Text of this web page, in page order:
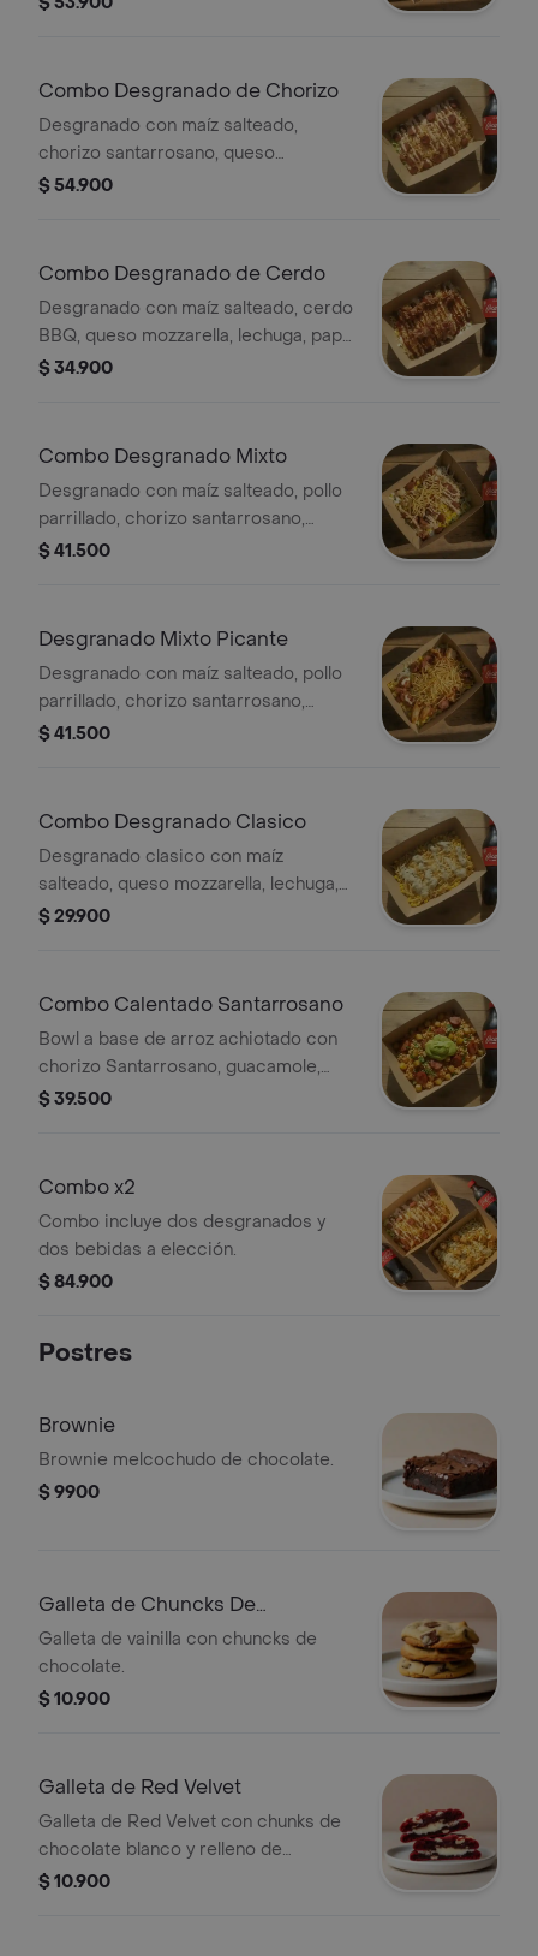
Combo Desgranado de Chorizo
Desgranado con maíz salteado,
chorizo santarrosano, queso
mozzarella, lechuga, papa ripio y salsa
$ 54.900
Combo Desgranado de Cerdo
Desgranado con maíz salteado, cerdo
BBQ, queso mozzarella, lechuga, papa
ripio y alioli y bebida a elección.
$ 34.900
Combo Desgranado Mixto
Desgranado con maíz salteado, pollo
parrillado, chorizo santarrosano,
queso mozzarella, lechuga, papa ripio,
$ 41.500
Desgranado Mixto Picante
Desgranado con maíz salteado, pollo
parrillado, chorizo santarrosano,
queso mozzarella, lechuga, papa ripio,
$ 41.500
Combo Desgranado Clasico
Desgranado clasico con maíz
salteado, queso mozzarella, lechuga,
alioli y papa ripio y bebida a elección.
$ 29.900
Combo Calentado Santarrosano
Bowl a base de arroz achiotado con
chorizo Santarrosano, guacamole,
papa, madurito y un toque de cilantro
$ 39.500
Combo x2
Combo incluye dos desgranados y
dos bebidas a elección.
$ 84.900
Postres
Brownie
Brownie melcochudo de chocolate.
$ 9900
Galleta de Chuncks De
Chocolate
Galleta de vainilla con chuncks de
chocolate.
$ 10.900
Galleta de Red Velvet
Galleta de Red Velvet con chunks de
chocolate blanco y relleno de
Cheesecake.
$ 10.900